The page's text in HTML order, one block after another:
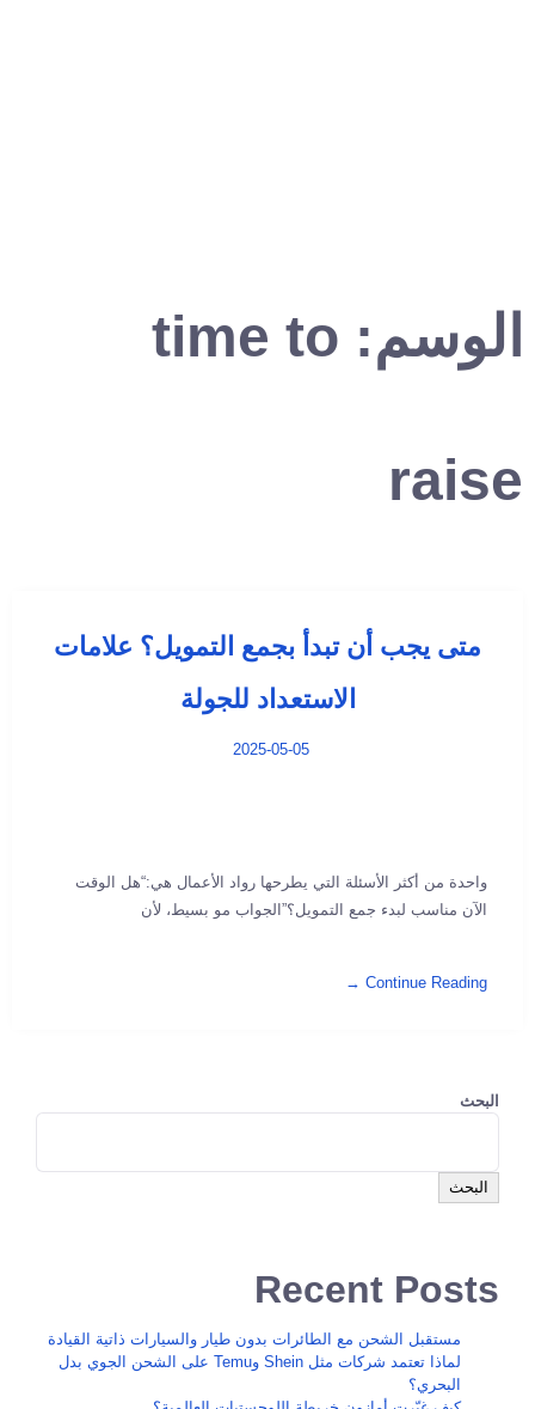
الوسم: time to
raise
متى يجب أن تبدأ بجمع التمويل؟ علامات
الاستعداد للجولة
2025-05-05
واحدة من أكثر الأسئلة التي يطرحها رواد الأعمال هي:“هل الوقت
الآن مناسب لبدء جمع التمويل؟”الجواب مو بسيط، لأن
Continue Reading →
البحث
البحث
Recent Posts
مستقبل الشحن مع الطائرات بدون طيار والسيارات ذاتية القيادة
لماذا تعتمد شركات مثل Shein وTemu على الشحن الجوي بدل
البحري؟